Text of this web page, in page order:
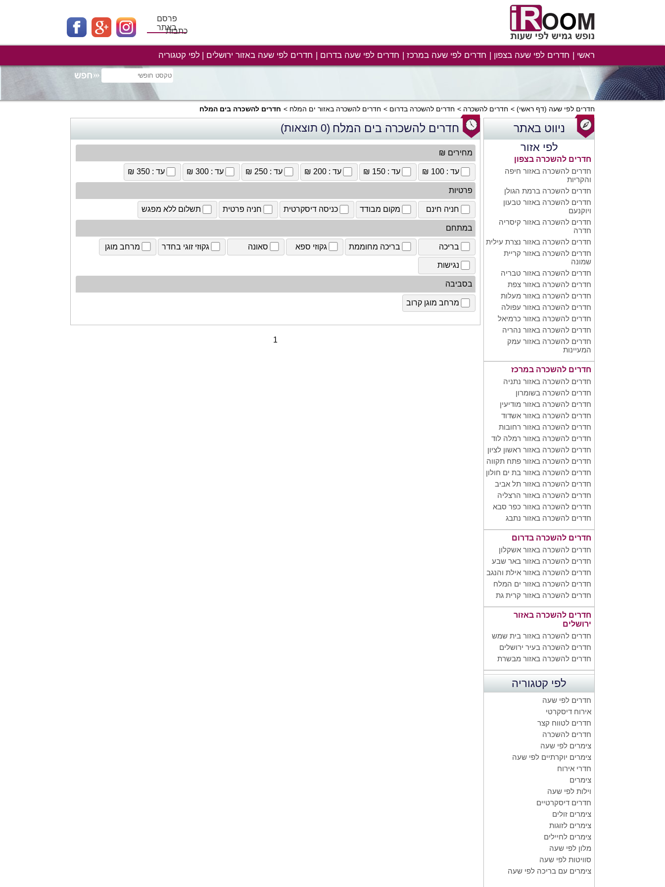
פרסם
באתרכתבות
ראשי חדרים לפי שעה בצפון חדרים לפי שעה במרכז חדרים לפי שעה בדרום חדרים לפי שעה באזור ירושלים לפי קטגוריה
חדרים לפי שעה (דף ראשי) חדרים להשכרה חדרים להשכרה בדרום חדרים להשכרה באזור ים המלח חדרים להשכרה בים המלח
ניווט באתר
לפי אזור
חדרים להשכרה בצפון
חדרים להשכרה באזור חיפה
והקריות
חדרים להשכרה ברמת הגולן
חדרים להשכרה באזור טבעון
ויוקנעם
חדרים להשכרה באזור קיסריה
חדרה
חדרים להשכרה באזור נצרת עילית
חדרים להשכרה באזור קריית
שמונה
חדרים להשכרה באזור טבריה
חדרים להשכרה באזור צפת
חדרים להשכרה באזור מעלות
חדרים להשכרה באזור עפולה
חדרים להשכרה באזור כרמיאל
חדרים להשכרה באזור נהריה
חדרים להשכרה באזור עמק
המעיינות
חדרים להשכרה במרכז
חדרים להשכרה באזור נתניה
חדרים להשכרה בשומרון
חדרים להשכרה באזור מודיעין
חדרים להשכרה באזור אשדוד
חדרים להשכרה באזור רחובות
חדרים להשכרה באזור רמלה לוד
חדרים להשכרה באזור ראשון לציון
חדרים להשכרה באזור פתח תקווה
חדרים להשכרה באזור בת ים חולון
חדרים להשכרה באזור תל אביב
חדרים להשכרה באזור הרצליה
חדרים להשכרה באזור כפר סבא
חדרים להשכרה באזור נתבג
חדרים להשכרה בדרום
חדרים להשכרה באזור אשקלון
חדרים להשכרה באזור באר שבע
חדרים להשכרה באזור אילת והנגב
חדרים להשכרה באזור ים המלח
חדרים להשכרה באזור קרית גת
חדרים להשכרה באזור
ירושלים
חדרים להשכרה באזור בית שמש
חדרים להשכרה בעיר ירושלים
חדרים להשכרה באזור מבשרת
לפי קטגוריה
חדרים לפי שעה
אירוח דיסקרטי
חדרים לטווח קצר
חדרים להשכרה
צימרים לפי שעה
צימרים יוקרתיים לפי שעה
חדרי אירוח
צימרים
וילות לפי שעה
חדרים דיסקרטיים
צימרים זולים
צימרים לזוגות
צימרים לחיילים
מלון לפי שעה
סוויטות לפי שעה
צימרים עם בריכה לפי שעה
חדרים להשכרה בים המלח (0 תוצאות)
מחירים ₪
עד : 100 ₪ עד : 150 ₪ עד : 200 ₪ עד : 250 ₪ עד : 300 ₪ עד : 350 ₪
פרטיות
חניה חינם מקום מבודד כניסה דיסקרטית חניה פרטית תשלום ללא מפגש
במתחם
בריכה בריכה מחוממת גקוזי ספא סאונה גקוזי זוגי בחדר מרחב מוגן
נגישות
בסביבה
מרחב מוגן קרוב
1